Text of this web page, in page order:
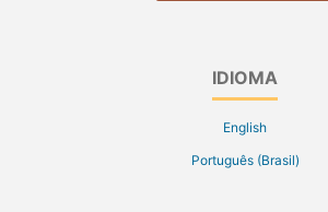
IDIOMA
English
Português (Brasil)